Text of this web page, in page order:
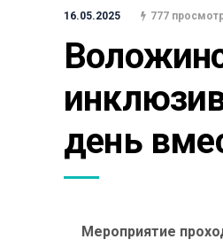
16.05.2025 777
день
Мероприятие